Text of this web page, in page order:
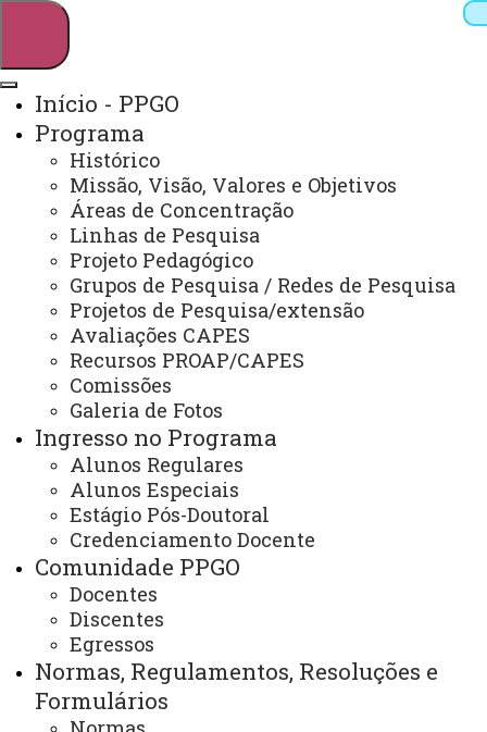
Webmail Sistemas
Arquivo Virtual
Campus
Início - PPGO
Programa
Histórico
Missão, Visão, Valores e Objetivos
Áreas de Concentração
Linhas de Pesquisa
Projeto Pedagógico
Grupos de Pesquisa / Redes de Pesquisa
Projetos de Pesquisa/extensão
Avaliações CAPES
Recursos PROAP/CAPES
Comissões
Galeria de Fotos
Ingresso no Programa
Alunos Regulares
Alunos Especiais
Estágio Pós-Doutoral
Credenciamento Docente
Comunidade PPGO
Docentes
Discentes
Egressos
Normas, Regulamentos, Resoluções e
Formulários
Mestrado em Odontologia
Edital 02/2019 - Seleção de PNPD
Edital 02/2019-PPGO - Seleção de PNPD
Edital 02/2019-PPGO - Seleção de PNPD
ATUALIZAÇÃO MAIS RECENTE: 28 DE OUTUBRO DE
2024
ACESSOS: 1117